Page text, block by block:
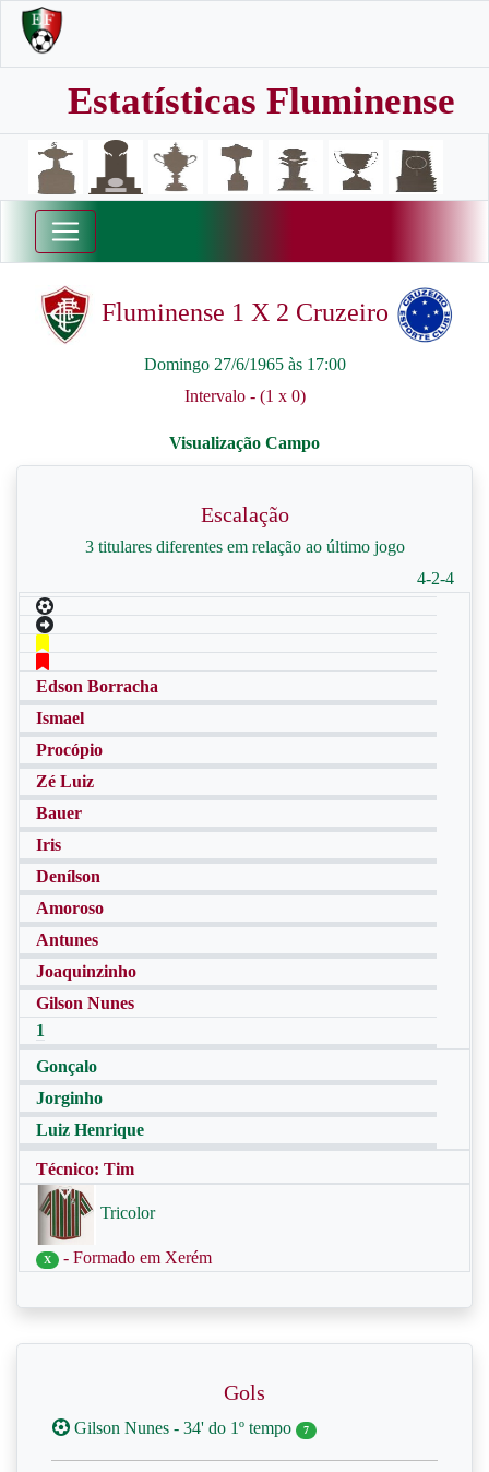
Estatísticas Fluminense
Fluminense 1 X 2 Cruzeiro
Domingo 27/6/1965 às 17:00
Intervalo - (1 x 0)
Escalação
3 titulares diferentes em relação ao último jogo
4-2-4
Edson Borracha
Ismael
Procópio
Zé Luiz
Bauer
Iris
Denílson
Amoroso
Antunes
Joaquinzinho
Gilson Nunes
1
Gonçalo
Jorginho
Luiz Henrique
Técnico: Tim
Tricolor
X - Formado em Xerém
Gols
Gilson Nunes - 34' do 1º tempo 7